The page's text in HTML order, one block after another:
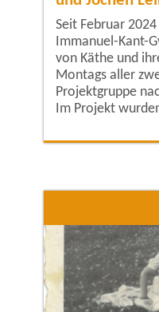
Seit Februar
Immanuel-Kant-
von Käthe und
Montags aller
Projektgruppe
Im Projekt
zum jüdischen
sowie ihrer